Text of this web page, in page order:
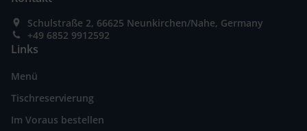
Schulstraße 2, 66625 Neunkirchen/Nahe, Germany
+49 6852 9912592
Links
Menü
Tischreservierung
Im Voraus bestellen